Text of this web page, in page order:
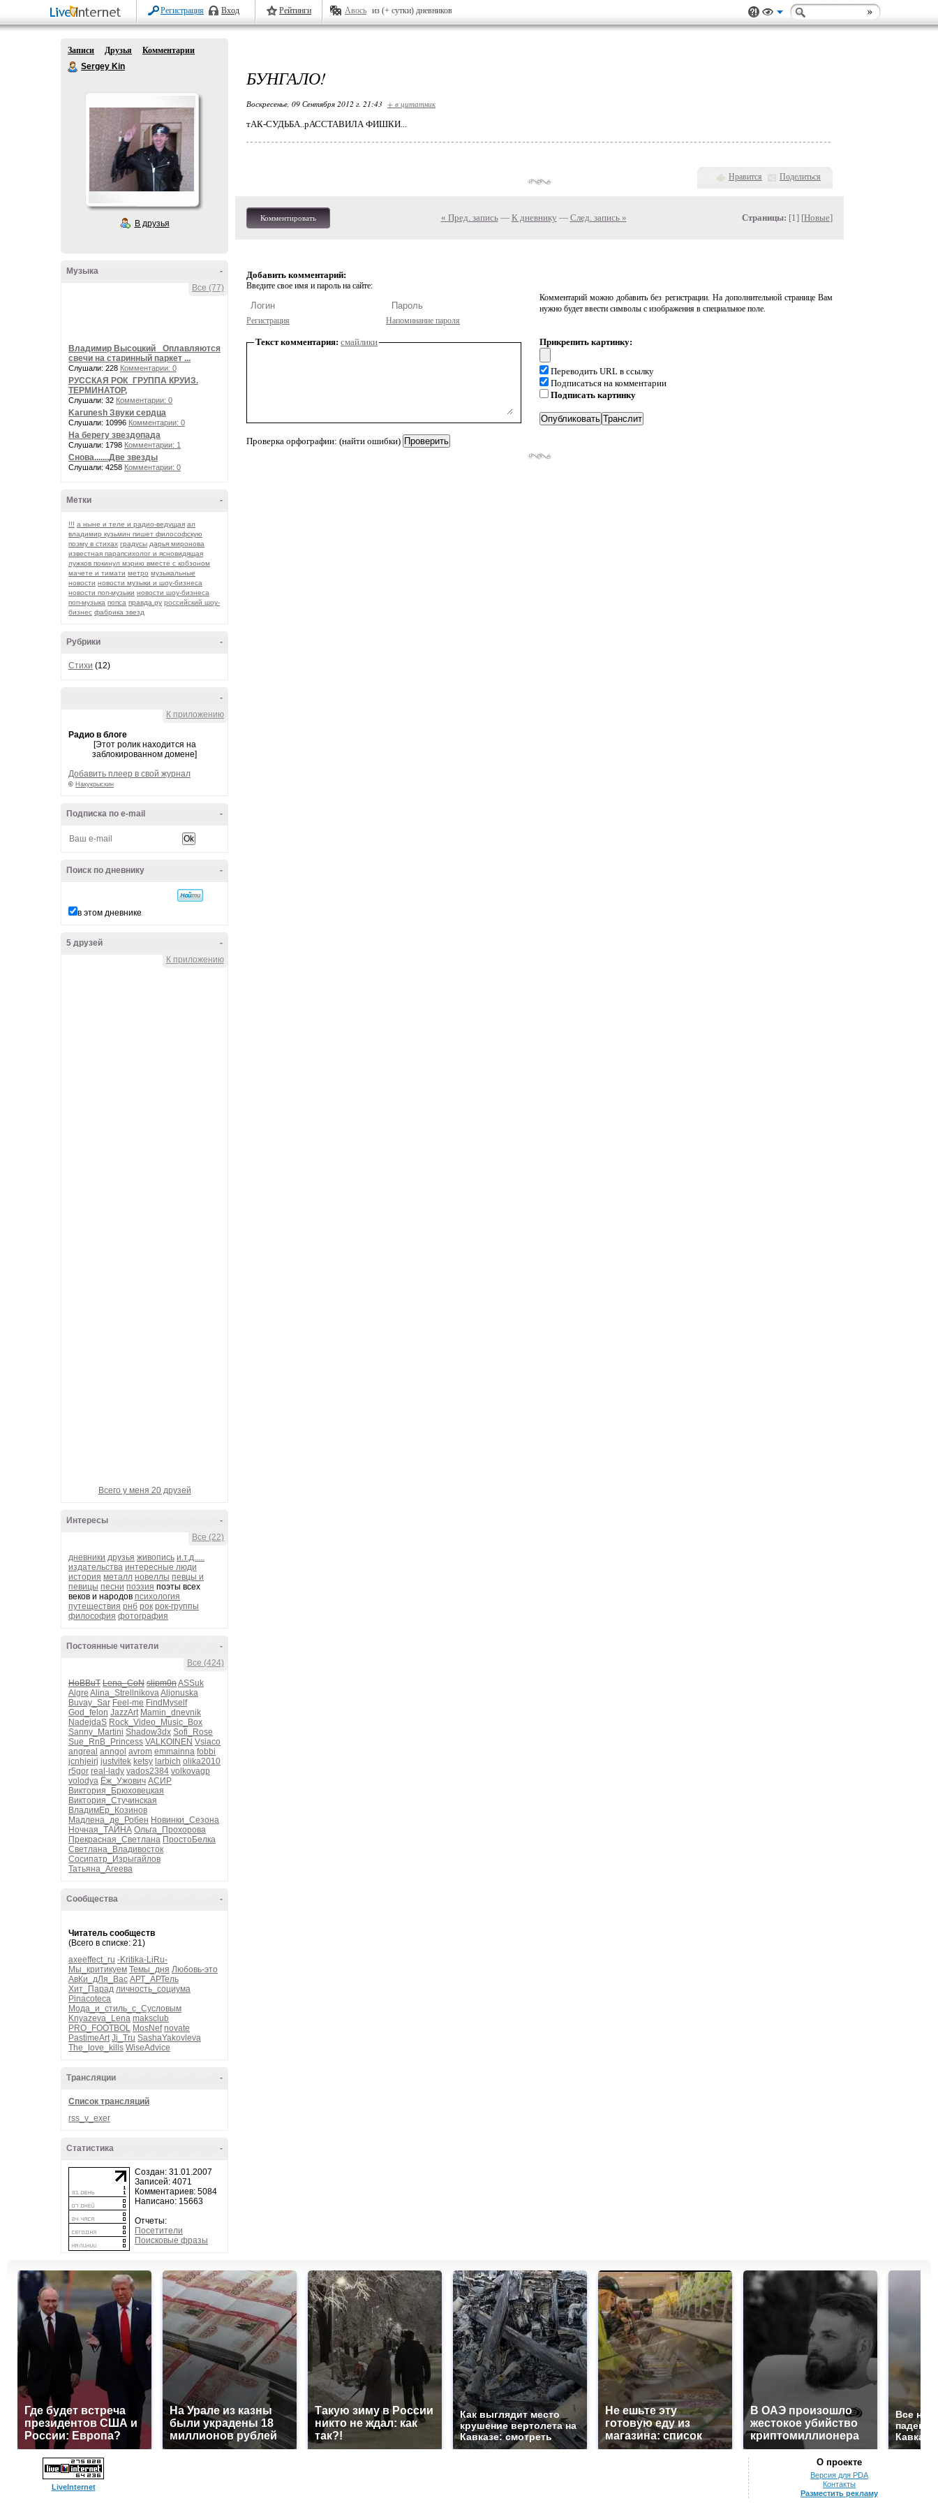
Регистрация Вход Рейтинги Авось из (+ сутки) дневников
Записи Друзья
Комментарии
Sergey Kin
В друзья
-
Музыка
Все (77)
Владимир Высоцкий_ Оплавляются
свечи на старинный паркет ...
Слушали: 228 Комментарии: 0
РУССКАЯ РОК_ГРУППА КРУИЗ.
ТЕРМИНАТОР,
Слушали: 32 Комментарии: 0
Karunesh Звуки сердца
Слушали: 10996 Комментарии: 0
На берегу звездопада
Слушали: 1798 Комментарии: 1
Снова.......Две звезды
Слушали: 4258 Комментарии: 0
-
Метки
!!! а ныне и теле и радио-ведущая ал
владимир кузьмин пишет философскую
поэму в стихах градусы дарья миронова
известная парапсихолог и ясновидящая
лужков покинул мэрию вместе с кобзоном
мачете и тимати метро музыкальные
новости новости музыки и шоу-бизнеса
новости поп-музыки новости шоу-бизнеса
поп-музыка попса правда.ру российский шоу-
бизнес фабрика звезд
-
Рубрики
Стихи (12)
-
К приложению
Радио в блоге
[Этот ролик находится на
заблокированном домене]
Добавить плеер в свой журнал
© Накукрыскин
-
Подписка по e-mail
-
Поиск по дневнику
в этом дневнике
-
5 друзей
К приложению
Всего у меня 20 друзей
-
Интересы
Все (22)
дневники друзья живопись и.т.д.....
издательства интересные люди
история металл новеллы певцы и
певицы песни поэзия поэты всех
веков и народов психология
путеществия рнб рок рок-группы
философия фотография
-
Постоянные читатели
Все (424)
HoBBuT Lena_CoN slipm0nASSuk
Algre Alina_StrellnikovaAljonuska
Buvay_Sar Feel-me FindMyself
God_felon JazzArt Mamin_dnevnik
NadejdaS Rock_Video_Music_Box
Sanny_Martini Shadow3dx Sofi_Rose
Sue_RnB_Princess VALKOINEN Vsiaco
angreal anngol avrom emmainna fobbi
jcnhjeirj justvitek ketsy larbich olika2010
r5gor real-lady vados2384 volkovagp
volodya Ёж_Ужович АСИР
Виктория_Брюховецкая
Виктория_Стучинская
ВладимЕр_Козинов
Мадлена_де_Робен Новинки_Сезона
Ночная_ТАЙНА Ольга_Прохорова
Прекрасная_Светлана ПростоБелка
Светлана_Владивосток
Сосипатр_Изрыгайлов
Татьяна_Агеева
-
Сообщества
Читатель сообществ
(Всего в списке: 21)
axeeffect_ru -Kritika-LiRu-
Мы_критикуем Темы_дня Любовь-это
АвКи_дЛя_Вас АРТ_АРТель
Хит_Парад личность_социума
Pinacoteca
Мода_и_стиль_с_Сусловым
Knyazeva_Lena maksclub
PRO_FOOTBOL MosNef novate
PastimeArt Ji_Tru SashaYakovleva
The_love_kills WiseAdvice
-
Трансляции
Список трансляций
rss_v_exer
-
Статистика
Создан: 31.01.2007
Записей: 4071
Комментариев: 5084
Написано: 15663
Отчеты:
Посетители
Поисковые фразы
БУНГАЛО!
Воскресенье, 09 Сентября 2012 г. 21:43 + в цитатник
тАК-СУДЬБА..рАССТАВИЛА ФИШКИ...
Нравится Поделиться
Комментировать « Пред. запись— К дневнику — След. запись » Страницы: [1] [Новые]
Добавить комментарий:
Введите свое имя и пароль на сайте:
Регистрация Напоминание пароля
Комментарий можно добавить без регистрации. На дополнительной странице Вам
нужно будет ввести символы с изображения в специальное поле.
Текст комментария: смайлики
Проверка орфографии: (найти ошибки)
Прикрепить картинку:
Переводить URL в ссылку
Подписаться на комментарии
Подписать картинку
Где будет встреча
президентов США и
России: Европа?
На Урале из казны
были украдены 18
миллионов рублей
Такую зиму в России
никто не ждал: как
так?!
Как выглядит место
крушение вертолета на
Кавказе: смотреть
Не ешьте эту
готовую еду из
магазина: список
В ОАЭ произошло
жестокое убийство
криптомиллионера
Все
LiveInternet
О проекте
Версия для PDA
Контакты
Разместить рекламу